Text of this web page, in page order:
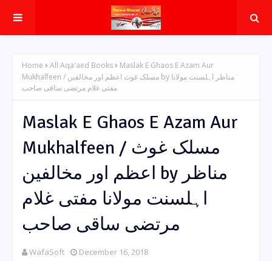
Home All Aqa'aed Books
Maslak E Ghaos E Azam Aur
Mukhalfeen / مسلک غوث اعظم اور مخالفین by مناظر اہلسنت مولانا
مفتی غلام مرتضی ساقی صاحب
Maslak E Ghaos E Azam Aur
Mukhalfeen / مسلک غوث
اعظم اور مخالفین by مناظر
اہلسنت مولانا مفتی غلام
مرتضی ساقی صاحب
WafaSoft December 16, 2018